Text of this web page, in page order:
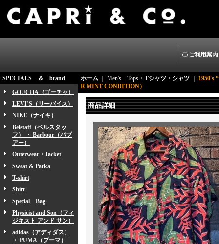
ご利用案内
SPECIALS ＆ brand
GOUCHA（ゴーチャ）
LEVI’S（リーバイス）
NIKE（ナイキ）
Belstaff（ベルスタッ
フ） ・ Barbour（バブ
アー）
Outerwear・Jacket
Sweat & Parka
T-shirt
Shirt
Special Bag
Physicist and Son（フィ
ジキスト アンド サン）
adidas（アディダス）
・ PUMA（プーマ）
ホーム ｜ Men's Tops > Tシャツ・シャツ
1950's
R MINT CONDITION）
商品詳細